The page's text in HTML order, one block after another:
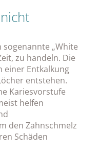
sogenannte „White
zu handeln. Die
einer Entkalkung
entstehen.
Kariesvorstufe
helfen
den Zahnschmelz
Schäden